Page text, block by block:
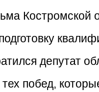
депутат
побед,